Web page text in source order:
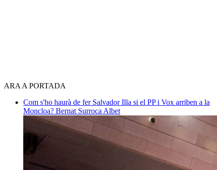
ARA A PORTADA
Com s'ho haurà de fer Salvador Illa si el PP i Vox arriben a la
Moncloa? Bernat Surroca Albet